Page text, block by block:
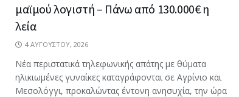
μαϊμού λογιστή – Πάνω από 130.000€ η
λεία
4 ΑΥΓΟΎΣΤΟΥ, 2026
Νέα περιστατικά τηλεφωνικής απάτης με θύματα
ηλικιωμένες γυναίκες καταγράφονται σε Αγρίνιο και
Μεσολόγγι, προκαλώντας έντονη ανησυχία, την ώρα